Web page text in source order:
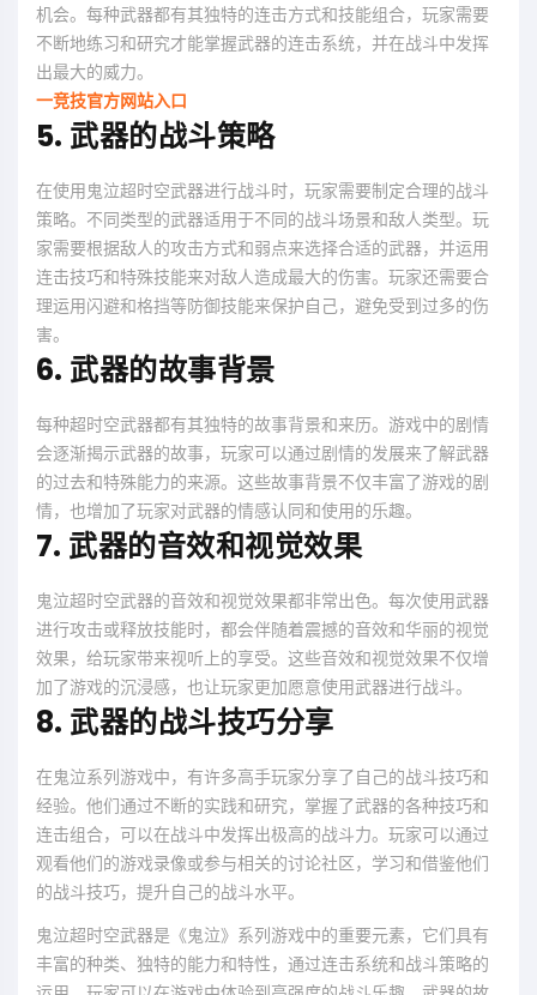
机会。每种武器都有其独特的连击方式和技能组合，玩家需要
不断地练习和研究才能掌握武器的连击系统，并在战斗中发挥
出最大的威力。
一竞技官方网站入口
5. 武器的战斗策略
在使用鬼泣超时空武器进行战斗时，玩家需要制定合理的战斗
策略。不同类型的武器适用于不同的战斗场景和敌人类型。玩
家需要根据敌人的攻击方式和弱点来选择合适的武器，并运用
连击技巧和特殊技能来对敌人造成最大的伤害。玩家还需要合
理运用闪避和格挡等防御技能来保护自己，避免受到过多的伤
害。
6. 武器的故事背景
每种超时空武器都有其独特的故事背景和来历。游戏中的剧情
会逐渐揭示武器的故事，玩家可以通过剧情的发展来了解武器
的过去和特殊能力的来源。这些故事背景不仅丰富了游戏的剧
情，也增加了玩家对武器的情感认同和使用的乐趣。
7. 武器的音效和视觉效果
鬼泣超时空武器的音效和视觉效果都非常出色。每次使用武器
进行攻击或释放技能时，都会伴随着震撼的音效和华丽的视觉
效果，给玩家带来视听上的享受。这些音效和视觉效果不仅增
加了游戏的沉浸感，也让玩家更加愿意使用武器进行战斗。
8. 武器的战斗技巧分享
在鬼泣系列游戏中，有许多高手玩家分享了自己的战斗技巧和
经验。他们通过不断的实践和研究，掌握了武器的各种技巧和
连击组合，可以在战斗中发挥出极高的战斗力。玩家可以通过
观看他们的游戏录像或参与相关的讨论社区，学习和借鉴他们
的战斗技巧，提升自己的战斗水平。
鬼泣超时空武器是《鬼泣》系列游戏中的重要元素，它们具有
丰富的种类、独特的能力和特性，通过连击系统和战斗策略的